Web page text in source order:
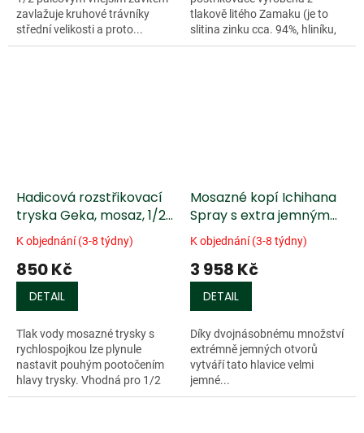
zavlažuje kruhové trávníky
střední velikosti a proto...
tlakově litého Zamaku (je to
slitina zinku cca. 94%, hliníku,
hořčíku a mědi)....
Hadicová rozstřikovací
tryska Geka, mosaz, 1/2"
+ přídavný těsnící
kroužek
K objednání (3-8 týdny)
850 Kč
DETAIL
Tlak vody mosazné trysky s
rychlospojkou lze plynule
nastavit pouhým pootočením
hlavy trysky. Vhodná pro 1/2
palcové rychlospojky (č....
Mosazné kopí Ichihana
Spray s extra jemným
rozprašováním
K objednání (3-8 týdny)
3 958 Kč
DETAIL
Díky dvojnásobnému množství
extrémně jemných otvorů
vytváří tato hlavice velmi
jemné...